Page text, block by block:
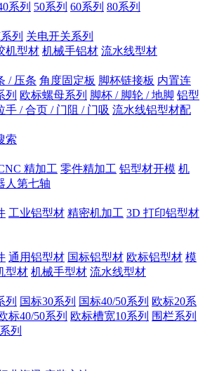
系列 50系列 60系列 80系列
列 关电开关系列
机型材 机械手铝材 流水线型材
/ 压条 角度固定板 脚杯链接板 内置连
列 欧标螺母系列 脚杯 / 脚轮 / 地脚 铝型
手 / 合页 / 门阻 / 门吸 流水线铝型材配
索
精加工 零件精加工 铝型材开模 机
人第七轴
工业铝型材 精密机加工 3D 打印铝型材
通用铝型材 国标铝型材 欧标铝型材 模
型材 机械手型材 流水线型材
列 国标30系列 国标40/50系列 欧标20系
标40/50系列 欧标槽宽10系列 围栏系列
列